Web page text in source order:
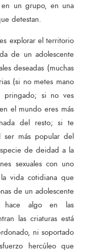
un grupo, en una
detestan.
explorar el territorio
de un adolescente
deseadas (muchas
(si no metes mano
si no ves
el mundo eres más
del resto; si te
ser más popular del
de deidad a la
sexuales con uno
vida cotidiana que
de un adolescente
hace algo en las
las criaturas está
ni soportado
hercúleo que